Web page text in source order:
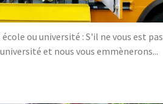
ou université : S'il ne vous est pas
et nous vous emmènerons...